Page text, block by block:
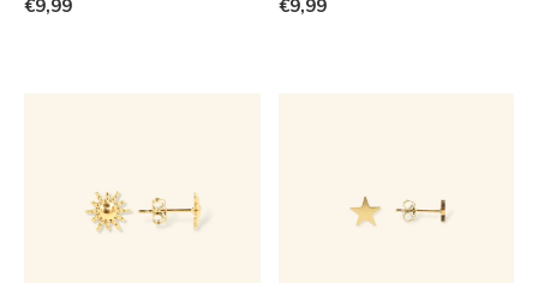
€9,99 €9,99